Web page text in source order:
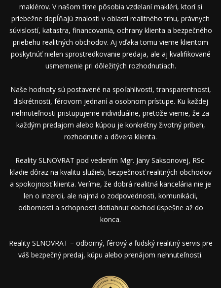
maklérov. V našom tíme pôsobia vzdelaní makléri, ktorí si
priebežne dopĺňajú znalosti v oblasti realitného trhu, právnych
súvislostí, katastra, financovania, ochrany klienta a bezpečného
priebehu realitných obchodov. Aj vďaka tomu vieme klientom
poskytnúť nielen sprostredkovanie predaja, ale aj kvalifikované
usmernenie pri dôležitých rozhodnutiach.
Naše hodnoty sú postavené na spoľahlivosti, transparentnosti,
diskrétnosti, férovom jednaní a osobnom prístupe. Ku každej
nehnuteľnosti pristupujeme individuálne, pretože vieme, že za
každým predajom alebo kúpou je konkrétny životný príbeh,
rozhodnutie a dôvera klienta.
Reality SLNOVRAT pod vedením Mgr. Jany Saksonovej, RSc.
kladie dôraz na kvalitu služieb, bezpečnosť realitných obchodov
a spokojnosť klienta. Veríme, že dobrá realitná kancelária nie je
len o inzercii, ale najmä o zodpovednosti, komunikácii,
odbornosti a schopnosti dotiahnuť obchod úspešne až do
konca.
Reality SLNOVRAT – odborný, férový a ľudský realitný servis pre
váš bezpečný predaj, kúpu alebo prenájom nehnuteľnosti.